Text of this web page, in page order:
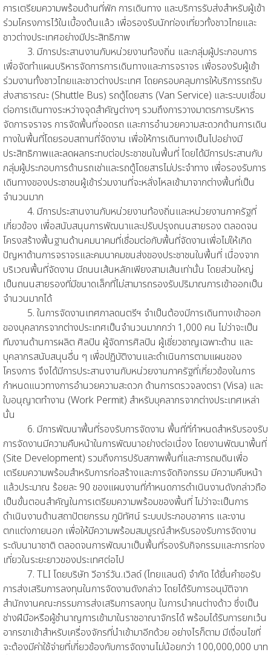
การเตรียมความพร้อมด้านที่พัก การเดินทาง และบริการรับส่งสำหรับผู้เข้า
ร่วมโครงการไว้ในเบื้องต้นแล้ว เพื่อรองรับนักท่องเที่ยวทั้งชาวไทยและ
ชาวต่างประเทศอย่างมีประสิทธิภาพ
3. มีการประสานงานกับหน่วยงานท้องถิ่น และกลุ่มผู้ประกอบการ
เพื่อจัดทำแผนบริหารจัดการการเดินทางและการจราจร เพื่อรองรับผู้เข้า
ร่วมงานทั้งชาวไทยและชาวต่างประเทศ โดยครอบคลุมการให้บริการรถรับ
ส่งสาธารณะ (Shuttle Bus) รถตู้โดยสาร (Van Service) และระบบเชื่อม
ต่อการเดินทางระหว่างจุดสำคัญต่างๆ รวมถึงการวางมาตรการบริหาร
จัดการจราจร การจัดพื้นที่จอดรถ และการอำนวยความสะดวกด้านการเดิน
ทางในพื้นที่โดยรอบสถานที่จัดงาน เพื่อให้การเดินทางเป็นไปอย่างมี
ประสิทธิภาพและลดผลกระทบต่อประชาชนในพื้นที่ โดยได้มีการประสานกับ
กลุ่มผู้ประกอบการด้านรถเช่าและรถตู้โดยสารไม่ประจำทาง เพื่อรองรับการ
เดินทางของประชาชนผู้เข้าร่วมงานที่จะหลั่งไหลเข้ามาจากต่างพื้นที่เป็น
จำนวนมาก
4. มีการประสานงานกับหน่วยงานท้องถิ่นและหน่วยงานภาครัฐที่
เกี่ยวข้อง เพื่อสนับสนุนการพัฒนาและปรับปรุงถนนสายรอง ตลอดจน
โครงสร้างพื้นฐานด้านคมนาคมที่เชื่อมต่อกับพื้นที่จัดงานเพื่อไม่ให้เกิด
ปัญหาด้านการจราจรและคมนาคมขนส่งของประชาชนในพื้นที่ เนื่องจาก
บริเวณพื้นที่จัดงาน มีถนนเส้นหลักเพียงสามเส้นเท่านั้น โดยส่วนใหญ่
เป็นถนนสายรองที่มีขนาดเล็กที่ไม่สามารถรองรับปริมาณการเข้าออกเป็น
จำนวนมากได้
5. ในการจัดงานเทศกาลดนตรีฯ จำเป็นต้องมีการเดินทางเข้าออก
ของบุคลากรจากต่างประเทศเป็นจำนวนมากกว่า 1,000 คน ไม่ว่าจะเป็น
ทีมงานด้านการผลิต ศิลปิน ผู้จัดการศิลปิน ผู้เชี่ยวชาญเฉพาะด้าน และ
บุคลากรสนับสนุนอื่น ๆ เพื่อปฏิบัติงานและดำเนินการตามแผนของ
โครงการ จึงได้มีการประสานงานกับหน่วยงานภาครัฐที่เกี่ยวข้องในการ
กำหนดแนวทางการอำนวยความสะดวก ด้านการตรวจลงตรา (Visa) และ
ใบอนุญาตทำงาน (Work Permit) สำหรับบุคลากรจากต่างประเทศเหล่า
นั้น
6. มีการพัฒนาพื้นที่รองรับการจัดงาน พื้นที่ที่กำหนดสำหรับรองรับ
การจัดงานมีความคืบหน้าในการพัฒนาอย่างต่อเนื่อง โดยงานพัฒนาพื้นที่
(Site Development) รวมถึงการปรับสภาพพื้นที่และการถมดินเพื่อ
เตรียมความพร้อมสำหรับการก่อสร้างและการจัดกิจกรรม มีความคืบหน้า
แล้วประมาณ ร้อยละ 90 ของแผนงานที่กำหนดการดำเนินงานดังกล่าวถือ
เป็นขั้นตอนสำคัญในการเตรียมความพร้อมของพื้นที่ ไม่ว่าจะเป็นการ
ดำเนินงานด้านสถาปัตยกรรม ภูมิทัศน์ ระบบประกอบอาคาร และงาน
ตกแต่งภายนอก เพื่อให้มีความพร้อมสมบูรณ์สำหรับรองรับการจัดงาน
ระดับนานาชาติ ตลอดจนการพัฒนาเป็นพื้นที่รองรับกิจกรรมและการท่อง
เที่ยวในระยะยาวของประเทศต่อไป
7. TLI โดยบริษัท วีอาร์วัน.เวิลด์ (ไทยแลนด์) จำกัด ได้ยื่นคำขอรับ
การส่งเสริมการลงทุนในการจัดงานดังกล่าว โดยได้รับการอนุมัติจาก
สำนักงานคณะกรรมการส่งเสริมการลงทุน ในการนำคนต่างด้าว ซึ่งเป็น
ช่างฝีมือหรือผู้ชำนาญการเข้ามาในราชอาณาจักรได้ พร้อมได้รับการยกเว้น
อากรขาเข้าสำหรับเครื่องจักรที่นำเข้ามาอีกด้วย อย่างไรก็ตาม มีเงื่อนไขที่
จะต้องมีค่าใช้จ่ายที่เกี่ยวข้องกับการจัดงานไม่น้อยกว่า 100,000,000 บาท